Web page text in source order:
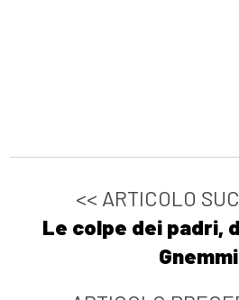
<< ARTICOLO
Le colpe dei padri,
Gnemmi